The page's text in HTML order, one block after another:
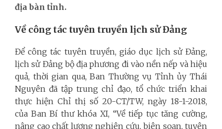
địa bàn tỉnh.
Về công tác tuyên truyền lịch sử Đảng
Để công tác tuyên truyền, giáo dục lịch sử Đảng,
lịch sử Đảng bộ địa phương đi vào nền nếp và hiệu
quả, thời gian qua, Ban Thường vụ Tỉnh ủy Thái
Nguyên đã tập trung chỉ đạo, tổ chức triển khai
thực hiện Chỉ thị số 20-CT/TW, ngày 18-1-2018,
của Ban Bí thư khóa XI, “Về tiếp tục tăng cường,
nâng cao chất lượng nghiên cứu, biên soạn, tuyên